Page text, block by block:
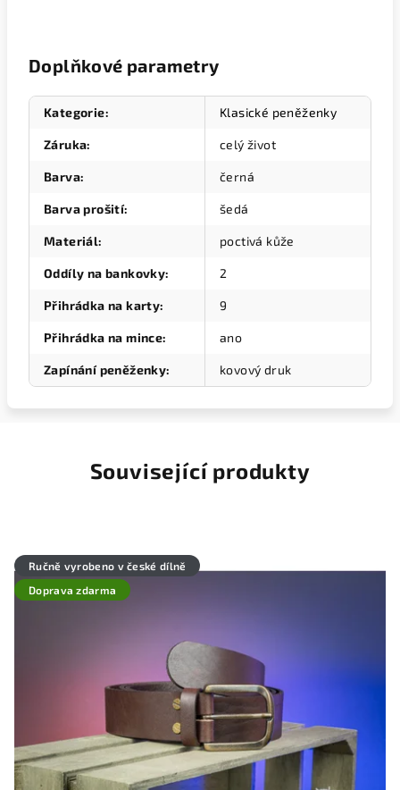
Doplňkové parametry
Kategorie: Klasické peněženky
Záruka: celý život
Barva: černá
Barva prošití: šedá
Materiál: poctivá kůže
Oddíly na bankovky: 2
Přihrádka na karty: 9
Přihrádka na mince: ano
Zapínání peněženky: kovový druk
Související produkty
Ručně vyrobeno v české dílně
Doprava zdarma